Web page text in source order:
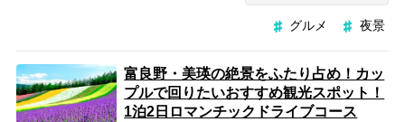
グルメ 夜景
富良野・美瑛の絶景をふたり占め！カッ
プルで回りたいおすすめ観光スポット！
1泊2日ロマンチックドライブコース